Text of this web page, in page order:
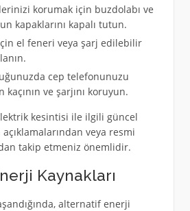
korumak için buzdolabı ve
kapaklarını kapalı tutun.
el feneri veya şarj edilebilir
cep telefonunuzu
ve şarjını koruyun.
kesintisi ile ilgili güncel
veya resmi
takip etmeniz önemlidir.
Kaynakları
alternatif enerji